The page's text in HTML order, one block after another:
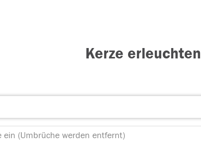
Kerze erleuchten